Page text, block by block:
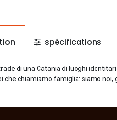
spécifications
di una Catania di luoghi
chiamiamo famiglia: siamo noi,